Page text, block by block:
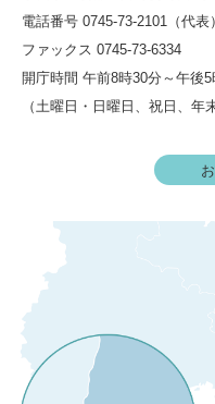
電話番号 0745-73-2101（代表）
ファックス 0745-73-6334
開庁時間 午前8時30分～午後5
（土曜日・日曜日、祝日、年